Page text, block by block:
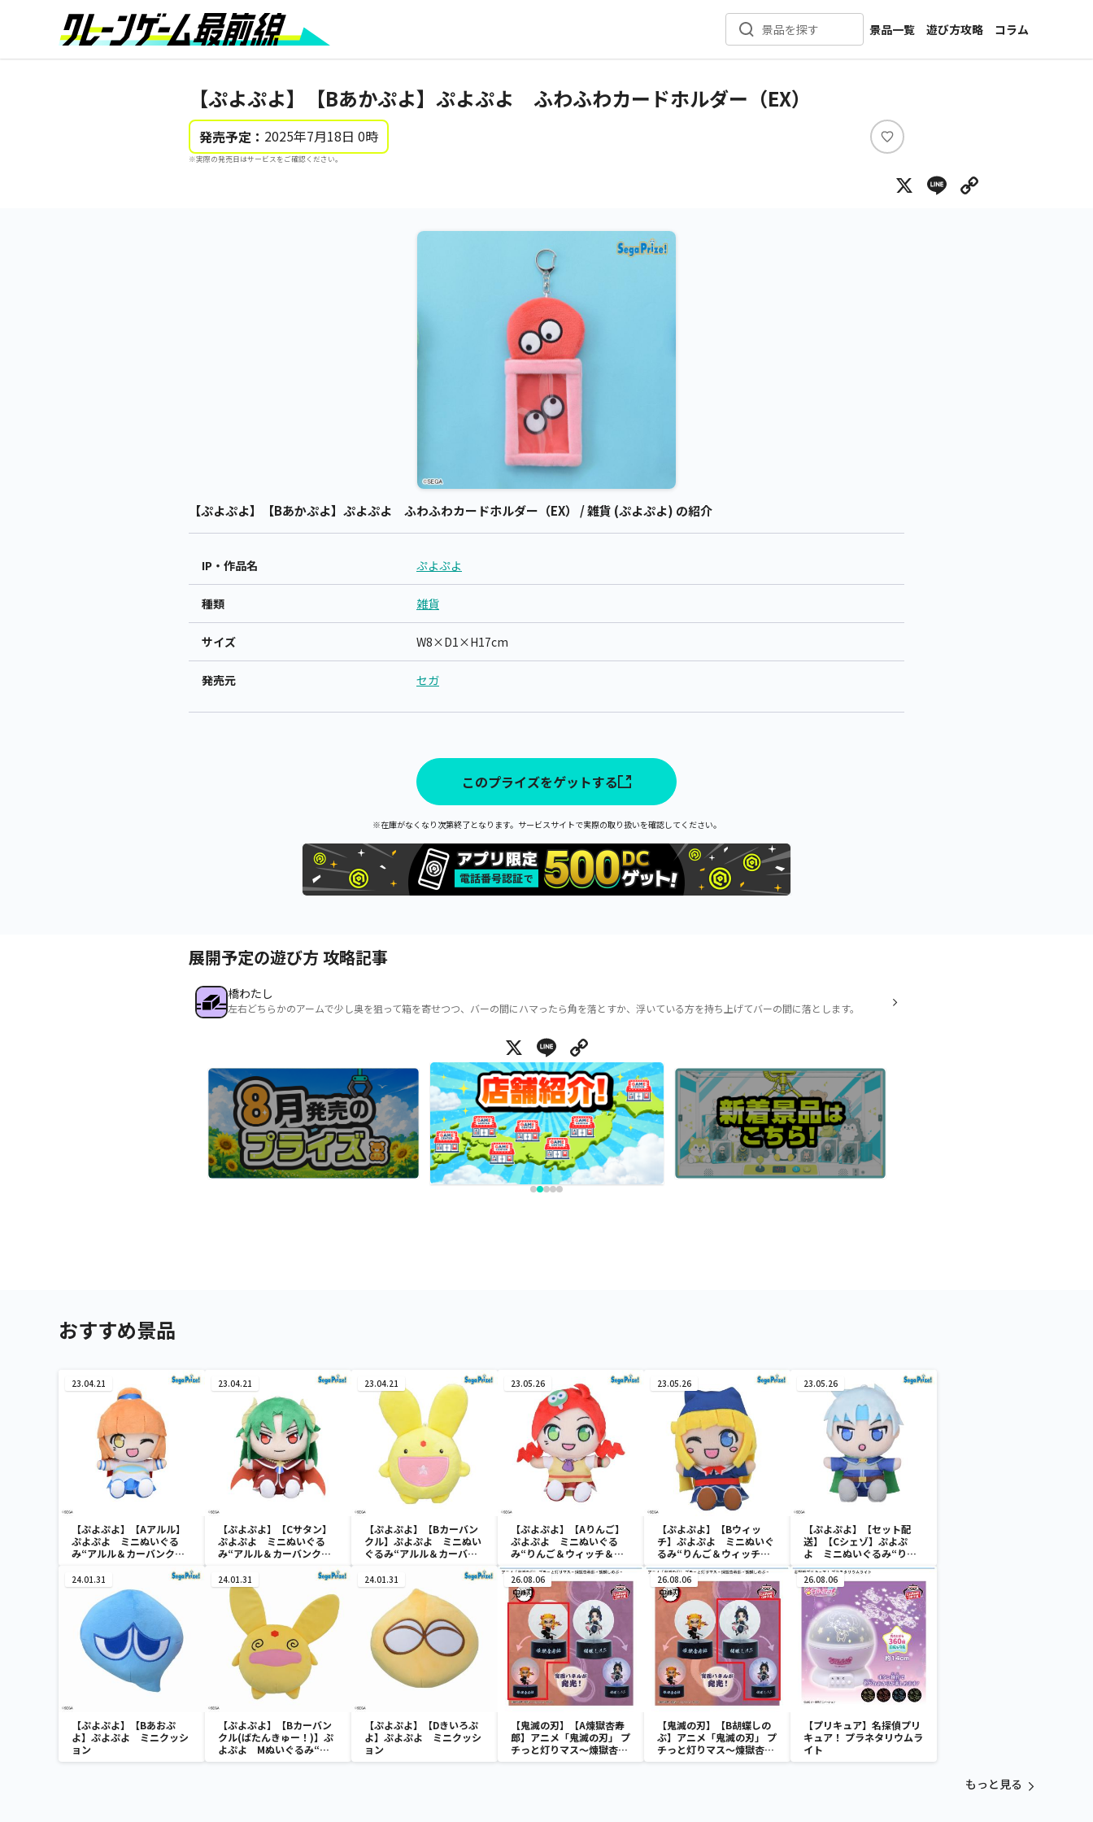
景品を探す
景品一覧
新着景品
メーカー一覧
遊び方攻略
コラム
インタビュー
【ぷよぷよ】【Bあかぷよ】ぷよぷよ ふわふわカードホルダー（EX）
発売予定： 2025年7月18日 0時
※実際の発売日はサービスをご確認ください。
い
ね
X Line
【ぷよぷよ】【Bあかぷよ】ぷよぷよ ふわふわカードホルダー（EX） / 雑貨 (ぷよぷよ) の紹介
IP・作品名 ぷよぷよ
種類 雑貨
サイズ W8×D1×H17cm
発売元 セガ
このプライズをゲットする
※在庫がなくなり次第終了となります。サービスサイトで実際の取り扱いを確認してください。
展開予定の遊び方 攻略記事
橋わたし
左右どちらかのアームで少し奥を狙って箱を寄せつつ、バーの間にハマったら角を落とすか、浮いている方を持ち上げてバーの間に落とします。
X Line
おすすめ景品
23.04.21
【ぷよぷよ】【Aアルル】
ぷよぷよ ミニぬいぐる
み“アルル＆カーバンクル
23.04.21
【ぷよぷよ】【Cサタン】
ぷよぷよ ミニぬいぐる
み“アルル＆カーバンクル
23.04.21
【ぷよぷよ】【Bカーバン
クル】ぷよぷよ ミニぬい
ぐるみ“アルル＆カーバン
23.05.26
【ぷよぷよ】【Aりんご】
ぷよぷよ ミニぬいぐる
み“りんご＆ウィッチ＆シ
ェゾ”（EX）
23.05.26
【ぷよぷよ】【Bウィッ
チ】ぷよぷよ ミニぬいぐ
るみ“りんご＆ウィッチ＆
シェゾ”（EX）
23.05.26
【ぷよぷよ】【セット配
送】【Cシェゾ】ぷよぷ
よ ミニぬいぐるみ“りん
ご＆ウィッチ＆シェ
ゾ”（EX）
24.01.31
【ぷよぷよ】【Bあおぷ
よ】ぷよぷよ ミニクッシ
ョン
24.01.31
【ぷよぷよ】【Bカーバン
クル(ばたんきゅー！)】ぷ
よぷよ Mぬいぐるみ“カ
ーバンクル”
24.01.31
【ぷよぷよ】【Dきいろぷ
よ】ぷよぷよ ミニクッシ
ョン
26.08.06
【鬼滅の刃】【A煉獄杏寿
郎】アニメ「鬼滅の刃」 プ
チっと灯りマス～煉獄杏寿
郎・胡蝶しのぶ～
26.08.06
【鬼滅の刃】【B胡蝶しの
ぶ】アニメ「鬼滅の刃」 プ
チっと灯りマス～煉獄杏寿
郎・胡蝶しのぶ～
26.08.06
【プリキュア】名探偵プリ
キュア！ プラネタリウムラ
イト
もっと見る